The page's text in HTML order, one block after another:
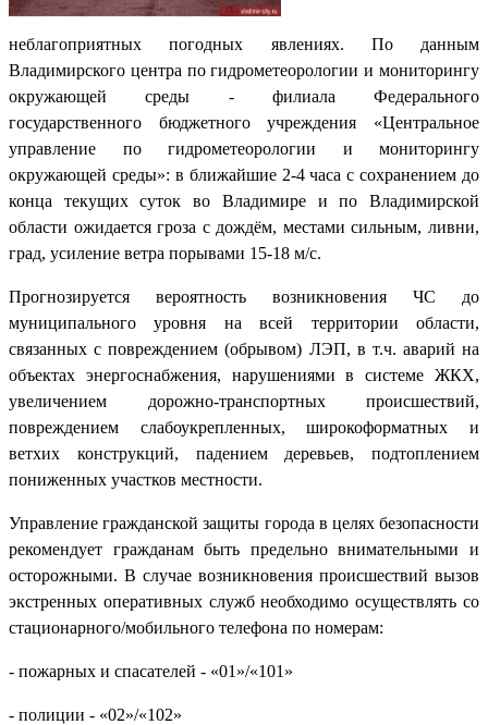
неблагоприятных погодных явлениях. По данным
Владимирского центра по гидрометеорологии и мониторингу
окружающей среды - филиала Федерального
государственного бюджетного учреждения «Центральное
управление по гидрометеорологии и мониторингу
окружающей среды»: в ближайшие 2-4 часа с сохранением до
конца текущих суток во Владимире и по Владимирской
области ожидается гроза с дождём, местами сильным, ливни,
град, усиление ветра порывами 15-18 м/с.
Прогнозируется вероятность возникновения ЧС до
муниципального уровня на всей территории области,
связанных с повреждением (обрывом) ЛЭП, в т.ч. аварий на
объектах энергоснабжения, нарушениями в системе ЖКХ,
увеличением дорожно-транспортных происшествий,
повреждением слабоукрепленных, широкоформатных и
ветхих конструкций, падением деревьев, подтоплением
пониженных участков местности.
Управление гражданской защиты города в целях безопасности
рекомендует гражданам быть предельно внимательными и
осторожными. В случае возникновения происшествий вызов
экстренных оперативных служб необходимо осуществлять со
стационарного/мобильного телефона по номерам:
- пожарных и спасателей - «01»/«101»
- полиции - «02»/«102»